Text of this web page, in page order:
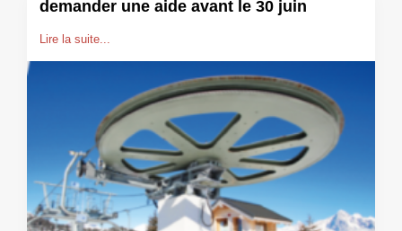
demander une aide avant le 30 juin
Lire la suite...